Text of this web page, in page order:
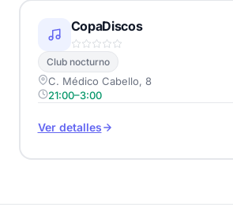
CopaDiscos
Club nocturno
C. Médico Cabello, 8
21:00–3:00
Ver detalles